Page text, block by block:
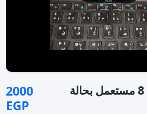
شاومي ريدمي 8 مستعمل بحالة
2000
EGP